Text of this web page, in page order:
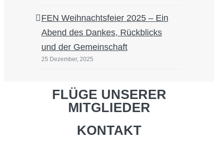
FEN Weihnachtsfeier 2025 – Ein
Abend des Dankes, Rückblicks
und der Gemeinschaft
25 Dezember, 2025
FLÜGE UNSERER
MITGLIEDER
KONTAKT